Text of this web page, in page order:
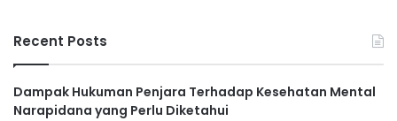
Recent Posts
Dampak Hukuman Penjara Terhadap Kesehatan Mental
Narapidana yang Perlu Diketahui